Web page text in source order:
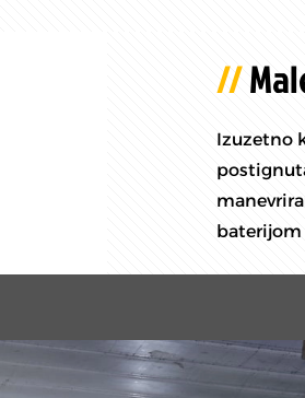
Izuzetno
baterijom